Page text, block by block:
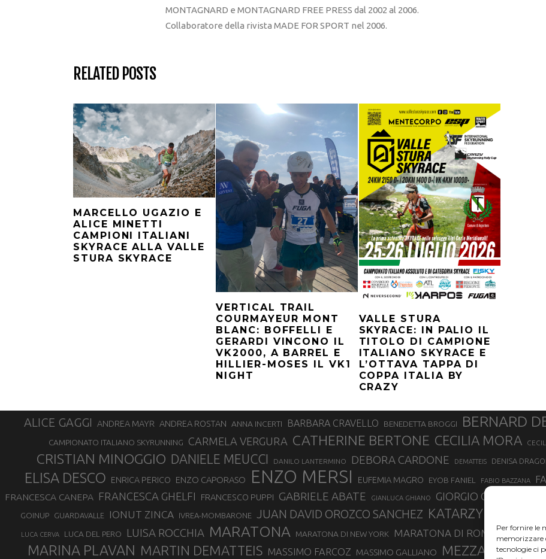
Per fornire le
memorizzare
tecnologie ci
MONTAGNARD e MONTAGNARD FREE PRESS dal 2002 al 2006.
Collaboratore della rivista MADE FOR SPORT nel 2006.
RELATED POSTS
MARCELLO UGAZIO E
ALICE MINETTI
CAMPIONI ITALIANI
SKYRACE ALLA VALLE
STURA SKYRACE
VERTICAL TRAIL
COURMAYEUR MONT
BLANC: BOFFELLI E
GERARDI VINCONO IL
VK2000, A BARREL E
HILLIER-MOSES IL VK1
NIGHT
VALLE STURA
SKYRACE: IN PALIO IL
TITOLO DI CAMPIONE
ITALIANO SKYRACE E
L’OTTAVA TAPPA DI
COPPA ITALIA BY
CRAZY
ALICE GAGGI ANDREA MAYR ANDREA ROSTAN ANNA INCERTI BARBARA CRAVELLO BENEDETTA BROGGI BERNARD
CAMPIONATO ITALIANO SKYRUNNING CARMELA VERGURA CATHERINE BERTONE CECILIA MORA
CRISTIAN MINOGGIO DANIELE MEUCCI DANILO LANTERMINO DEBORA CARDONE DEMATTEIS DENISA
ELISA DESCO ENRICA PERICO ENZO CAPORASO ENZO MERSI EUFEMIA MAGRO EYOB FANIEL FABIO BAZZANA
FRANCESCA CANEPA FRANCESCA GHELFI FRANCESCO PUPPI GABRIELE ABATE GIANLUCA GHIANO GIORGIO CALCATERRA
GOINUP GUARDAVALLE IONUT ZINCA IVREA-MOMBARONE JUAN DAVID OROZCO SANCHEZ KATARZYNA
LUCA CERVA LUCA DEL PERO LUISA ROCCHIA MARATONA MARATONA DI NEW YORK MARATONA DI ROMA MARATONA
MARINA PLAVAN MARTIN DEMATTEIS MASSIMO FARCOZ MASSIMO GALLIANO MEZZA